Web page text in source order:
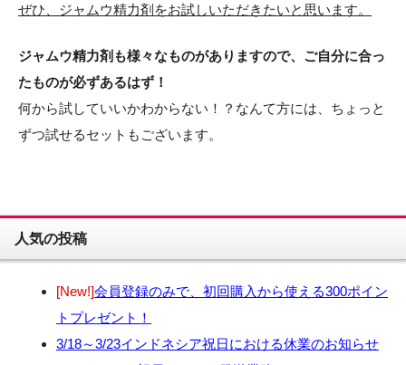
ぜひ、ジャムウ精力剤をお試しいただきたいと思います。
ジャムウ精力剤も様々なものがありますので、ご自分に合っ
たものが必ずあるはず！
何から試していいかわからない！？なんて方には、ちょっと
ずつ試せるセットもございます。
人気の投稿
[New!]会員登録のみで、初回購入から使える300ポイン
トプレゼント！
3/18～3/23インドネシア祝日における休業のお知らせ